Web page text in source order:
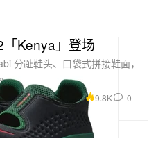
Kenya」登场
分趾鞋头、口袋式拼接鞋面，
9.8K 0